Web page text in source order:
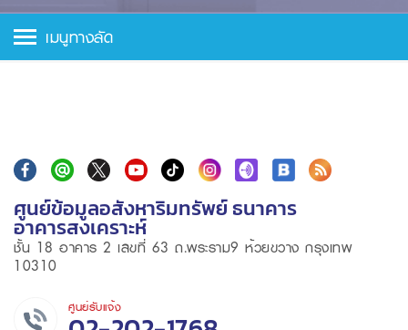
เมนูทางลัด
ศูนย์ข้อมูลอสังหาริมทรัพย์ ธนาคาร
อาคารสงเคราะห์
ชั้น 18 อาคาร 2 เลขที่ 63 ถ.พระราม9 ห้วยขวาง กรุงเทพ
10310
ศูนย์รับแจ้ง